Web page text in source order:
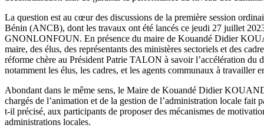
La question est au cœur des discussions de la première session
Bénin (ANCB), dont les travaux ont été lancés ce jeudi 27 juillet
GNONLONFOUN. En présence du maire de Kouandé Didier
maire, des élus, des représentants des ministères sectoriels et des
réforme chère au Président Patrie TALON à savoir l’accélération
notamment les élus, les cadres, et les agents communaux à travailler
Abondant dans le même sens, le Maire de Kouandé Didier
chargés de l’animation et de la gestion de l’administration locale fait
t-il précisé, aux participants de proposer des mécanismes de
administrations locales.